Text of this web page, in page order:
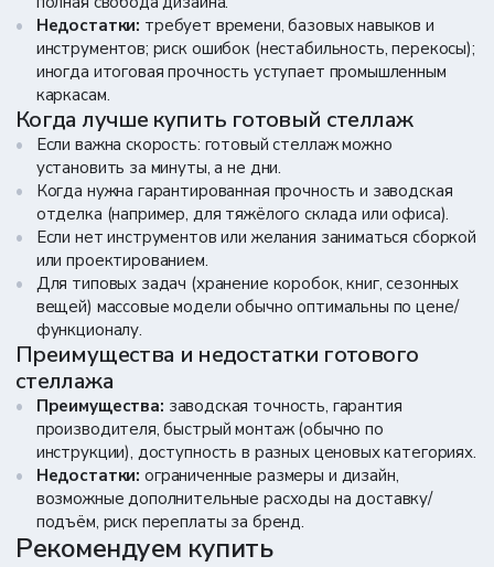
Недостатки: требует времени, базовых навыков и
инструментов; риск ошибок (нестабильность, перекосы);
иногда итоговая прочность уступает промышленным
каркасам.
Когда лучше купить готовый стеллаж
Если важна скорость: готовый стеллаж можно
установить за минуты, а не дни.
Когда нужна гарантированная прочность и заводская
отделка (например, для тяжёлого склада или офиса).
Если нет инструментов или желания заниматься сборкой
или проектированием.
Для типовых задач (хранение коробок, книг, сезонных
вещей) массовые модели обычно оптимальны по цене/
функционалу.
Преимущества и недостатки готового
стеллажа
Преимущества: заводская точность, гарантия
производителя, быстрый монтаж (обычно по
инструкции), доступность в разных ценовых категориях.
Недостатки: ограниченные размеры и дизайн,
возможные дополнительные расходы на доставку/
подъём, риск переплаты за бренд.
Рекомендуем купить